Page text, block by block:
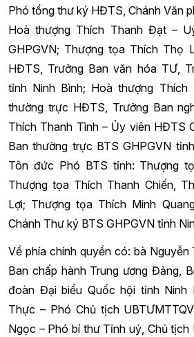
Phó tổng thư ký HĐTS, Chánh Văn
Hoà thượng Thích Thanh Đạt –
GHPGVN; Thượng tọa Thích Thọ
HĐTS, Trưởng Ban văn hóa TƯ,
tỉnh Ninh Bình; Hoà thượng
thường trực HĐTS, Trưởng Ban
Thích Thanh Tình – Ủy viên HĐTS
Ban thường trực BTS GHPGVN
Tôn đức Phó BTS tỉnh: Thượng
Thượng tọa Thích Thanh Chiến,
Lợi; Thượng tọa Thích Minh
Chánh Thư ký BTS GHPGVN tỉnh
Về phía chính quyền có: bà
Ban chấp hành Trung ương Đảng,
đoàn Đại biểu Quốc hội tỉnh Ninh
Thực – Phó Chủ tịch
Ngọc – Phó bí thư Tỉnh uỷ, Chủ tịch